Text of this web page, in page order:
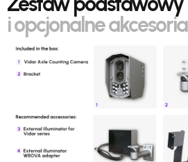
i opcjonalne akcesoria